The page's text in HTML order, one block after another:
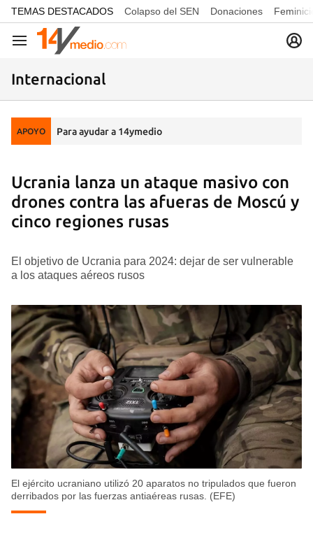
common.go-to-content
TEMAS DESTACADOS Colapso del SEN Donaciones
Navegación
Internacional
APOYO Para ayudar a 14ymedio
Ucrania lanza un ataque masivo con
drones contra las afueras de Moscú y
cinco regiones rusas
El objetivo de Ucrania para 2024: dejar de ser vulnerable
a los ataques aéreos rusos
El ejército ucraniano utilizó 20 aparatos no tripulados que fueron
derribados por las fuerzas antiaéreas rusas. (EFE)